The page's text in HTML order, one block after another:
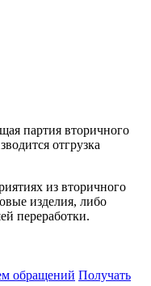
партия вторичного
отгрузка
из вторичного
изделия, либо
переработки.
обращений Получать